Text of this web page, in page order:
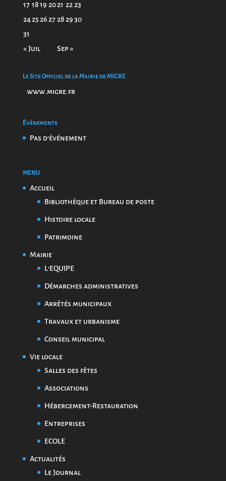
17 1819 2021 22 23
24252627 282930
31
« Juil
Sep »
Le Site Officiel de la Mairie de MIGRE
www.migre.fr
Événements
Pas d'événement
MENU
Accueil
Bibliothèque et Bureau de poste
Histoire locale
Patrimoine
Mairie
L’EQUIPE
Démarches administratives
Arrêtés municipaux
Travaux et urbanisme
Conseil municipal
Vie locale
Salles des fêtes
Associations
Hébergement-Restauration
Entreprises
ECOLE
Actualités
Le Journal